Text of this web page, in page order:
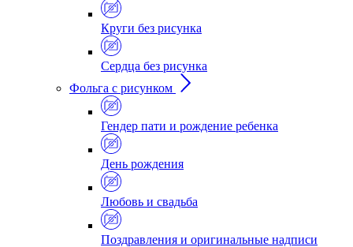
Круги без рисунка
Сердца без рисунка
Фольга с рисунком
Гендер пати и рождение ребенка
День рождения
Любовь и свадьба
Поздравления и оригинальные надписи